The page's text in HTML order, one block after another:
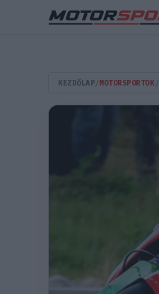
KEZDŐLAP MOTORSPORTOK